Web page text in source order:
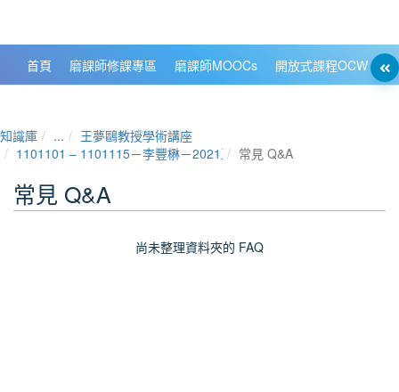
首頁 磨課師修課專區 磨課師MOOCs 開放式課程OCW
知識庫 ...
王夢鷗教授學術講座
1101101 ‒ 1101115－李豐楙－2021王夢鷗教授學術講座
常見 Q&A
常見 Q&A
尚未整理資料夾的 FAQ